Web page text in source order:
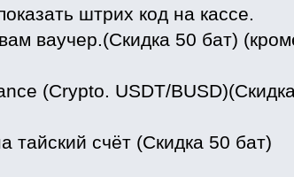
штрих код на кассе.
ваучер.(Скидка 50 бат)
(Crypto. USDT/
тайский счёт (Скидка 50 бат)